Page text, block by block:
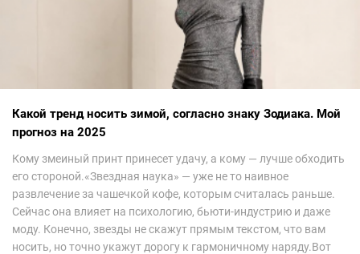
Какой тренд носить зимой, согласно знаку Зодиака. Мой
прогноз на 2025
Кому змеиный принт принесет удачу, а кому — лучше обходить
его стороной.«Звездная наука» — уже не то наивное
развлечение за чашечкой кофе, которым считалась раньше.
Сейчас она влияет на психологию, бьюти-индустрию и даже
моду. Конечно, звезды не скажут прямым текстом, что вам
носить, но точно укажут дорогу к гармоничному наряду.Вот